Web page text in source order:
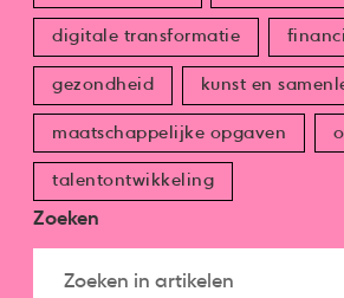
digitale transformatie
gezondheid kunst en
maatschappelijke opgaven
talentontwikkeling
Zoeken